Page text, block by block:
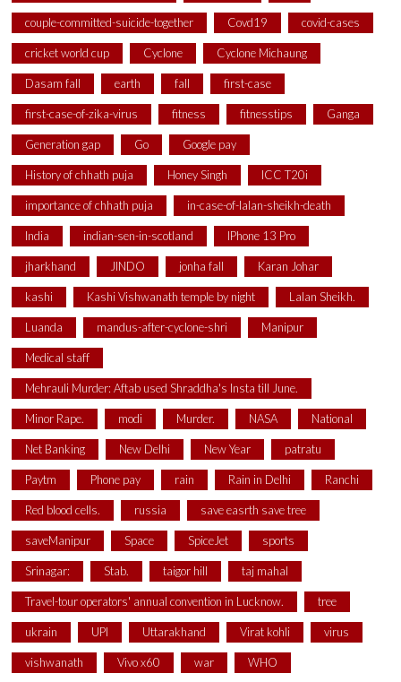
couple-committed-suicide-together Covd19 covid-cases
cricket world cup Cyclone Cyclone Michaung
Dasam fall earth fall first-case
first-case-of-zika-virus fitness fitnesstips Ganga
Generation gap Go Google pay
History of chhath puja Honey Singh ICC T20i
importance of chhath puja in-case-of-lalan-sheikh-death
India indian-sen-in-scotland IPhone 13 Pro
jharkhand JINDO jonha fall Karan Johar
kashi Kashi Vishwanath temple by night Lalan Sheikh.
Luanda mandus-after-cyclone-shri Manipur
Medical staff
Mehrauli Murder: Aftab used Shraddha's Insta till June.
Minor Rape. modi Murder. NASA National
Net Banking New Delhi New Year patratu
Paytm Phone pay rain Rain in Delhi Ranchi
Red blood cells. russia save easrth save tree
saveManipur Space SpiceJet sports
Srinagar: Stab. taigor hill taj mahal
Travel-tour operators' annual convention in Lucknow. tree
ukrain UPI Uttarakhand Virat kohli virus
vishwanath Vivo x60 war WHO